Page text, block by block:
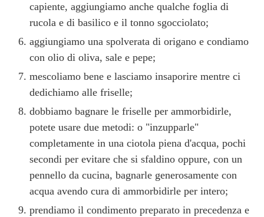
capiente, aggiungiamo anche qualche foglia di
rucola e di basilico e il tonno sgocciolato;
aggiungiamo una spolverata di origano e condiamo
con olio di oliva, sale e pepe;
mescoliamo bene e lasciamo insaporire mentre ci
dedichiamo alle friselle;
dobbiamo bagnare le friselle per ammorbidirle,
potete usare due metodi: o "inzupparle"
completamente in una ciotola piena d'acqua, pochi
secondi per evitare che si sfaldino oppure, con un
pennello da cucina, bagnarle generosamente con
acqua avendo cura di ammorbidirle per intero;
prendiamo il condimento preparato in precedenza e